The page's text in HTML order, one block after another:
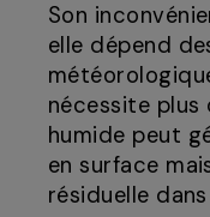
Son
elle dépend
nécessite
humide peut
en surface
résiduelle